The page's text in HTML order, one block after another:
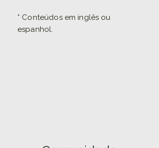
* Conteúdos em inglês ou
espanhol.